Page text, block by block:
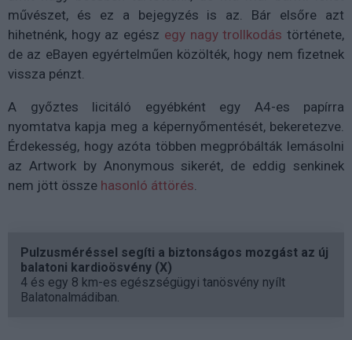
művészet, és ez a bejegyzés is az. Bár elsőre azt
hihetnénk, hogy az egész egy nagy trollkodás története,
de az eBayen egyértelműen közölték, hogy nem fizetnek
vissza pénzt.
A győztes licitáló egyébként egy A4-es papírra
nyomtatva kapja meg a képernyőmentését, bekeretezve.
Érdekesség, hogy azóta többen megpróbálták lemásolni
az Artwork by Anonymous sikerét, de eddig senkinek
nem jött össze hasonló áttörés.
Pulzusméréssel segíti a biztonságos mozgást az új
balatoni kardioösvény (X)
4 és egy 8 km-es egészségügyi tanösvény nyílt
Balatonalmádiban.